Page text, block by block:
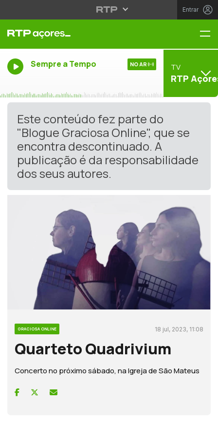
Entrar
Sempre a Tempo NO AR TV
RTP
Este conteúdo fez parte do
"Blogue Graciosa Online", que se
encontra descontinuado. A
publicação é da responsabilidade
dos seus autores.
GRACIOSA ONLINE 18 jul, 2023, 11:08
Quarteto Quadrivium
Concerto no próximo sábado, na Igreja de São Mateus